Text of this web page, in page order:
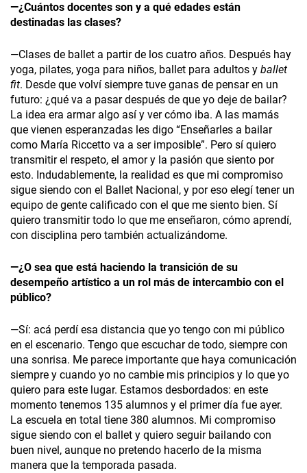
—¿Cuántos docentes son y a qué edades están
destinadas las clases?
—Clases de ballet a partir de los cuatro años. Después hay
yoga, pilates, yoga para niños, ballet para adultos y ballet
fit. Desde que volví siempre tuve ganas de pensar en un
futuro: ¿qué va a pasar después de que yo deje de bailar?
La idea era armar algo así y ver cómo iba. A las mamás
que vienen esperanzadas les digo “Enseñarles a bailar
como María Riccetto va a ser imposible”. Pero sí quiero
transmitir el respeto, el amor y la pasión que siento por
esto. Indudablemente, la realidad es que mi compromiso
sigue siendo con el Ballet Nacional, y por eso elegí tener un
equipo de gente calificado con el que me siento bien. Sí
quiero transmitir todo lo que me enseñaron, cómo aprendí,
con disciplina pero también actualizándome.
—¿O sea que está haciendo la transición de su
desempeño artístico a un rol más de intercambio con el
público?
—Sí: acá perdí esa distancia que yo tengo con mi público
en el escenario. Tengo que escuchar de todo, siempre con
una sonrisa. Me parece importante que haya comunicación
siempre y cuando yo no cambie mis principios y lo que yo
quiero para este lugar. Estamos desbordados: en este
momento tenemos 135 alumnos y el primer día fue ayer.
La escuela en total tiene 380 alumnos. Mi compromiso
sigue siendo con el ballet y quiero seguir bailando con
buen nivel, aunque no pretendo hacerlo de la misma
manera que la temporada pasada.